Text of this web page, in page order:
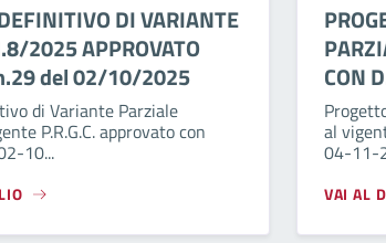
DI VARIANTE
2025 APPROVATO
del 02/10/2025
di Variante Parziale
P.R.G.C. approvato con
10...
CON
al
04-11-
VAI AL